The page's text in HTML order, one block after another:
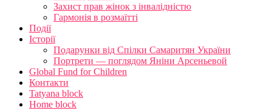
Захист прав жінок з інвалідністю
Гармонія в розмаїтті
Події
Історії
Подарунки від Спілки Самаритян України
Портрети — поглядом Яніни Арсеньевой
Global Fund for Children
Контакти
Tatyana block
Home block